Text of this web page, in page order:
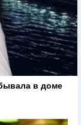
в доме